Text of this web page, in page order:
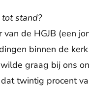
stand?
van de HGJB (een
binnen de
graag bij ons
twintig procent